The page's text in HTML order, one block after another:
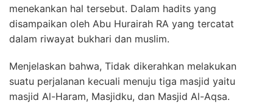
menekankan hal tersebut. Dalam hadits yang
disampaikan oleh Abu Hurairah RA yang tercatat
dalam riwayat bukhari dan muslim.
Menjelaskan bahwa, Tidak dikerahkan melakukan
suatu perjalanan kecuali menuju tiga masjid yaitu
masjid Al-Haram, Masjidku, dan Masjid Al-Aqsa.